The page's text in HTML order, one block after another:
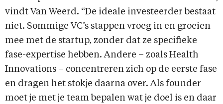
vindt Van Weerd. “De ideale investeerder bestaat
niet. Sommige VC’s stappen vroeg in en groeien
mee met de startup, zonder dat ze specifieke
fase-expertise hebben. Andere – zoals Health
Innovations – concentreren zich op de eerste fase
en dragen het stokje daarna over. Als founder
moet je met je team bepalen wat je doel is en daar